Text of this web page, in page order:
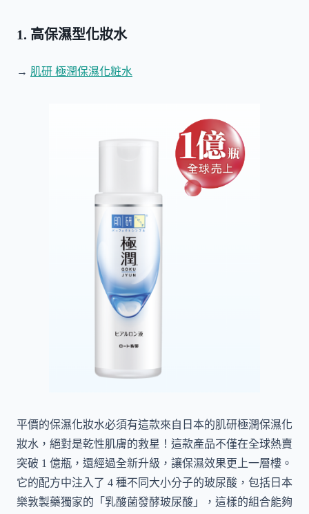
1. 高保濕型化妝水
→ 肌研 極潤保濕化粧水
平價的保濕化妝水必須有這款來自日本的肌研極潤保濕化
妝水，絕對是乾性肌膚的救星！這款產品不僅在全球熱賣
突破 1 億瓶，還經過全新升級，讓保濕效果更上一層樓。
它的配方中注入了 4 種不同大小分子的玻尿酸，包括日本
樂敦製藥獨家的「乳酸菌發酵玻尿酸」，這樣的組合能夠